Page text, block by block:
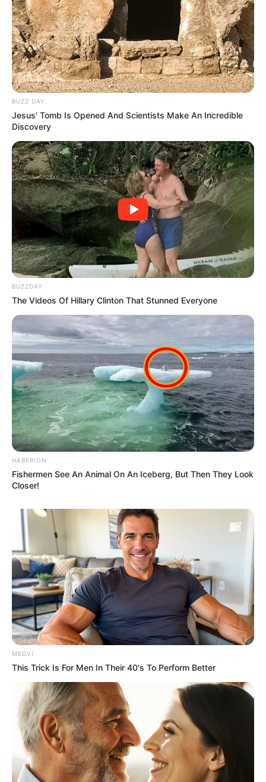
Tags
વડોદરા
અમારી યુટ્યુબ ચેનલ ને Subscribe કરો
BUZZ DAY
Jesus' Tomb Is Opened And Scientists Make An Incredible
Discovery
BUZZDAY
The Videos Of Hillary Clinton That Stunned Everyone
HABERION
Fishermen See An Animal On An Iceberg, But Then They Look
Closer!
MEDVI
This Trick Is For Men In Their 40's To Perform Better